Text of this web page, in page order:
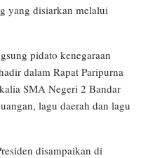
yang disiarkan melalui
pidato kenegaraan
dalam Rapat Paripurna
SMA Negeri 2 Bandar
lagu daerah dan lagu
disampaikan di